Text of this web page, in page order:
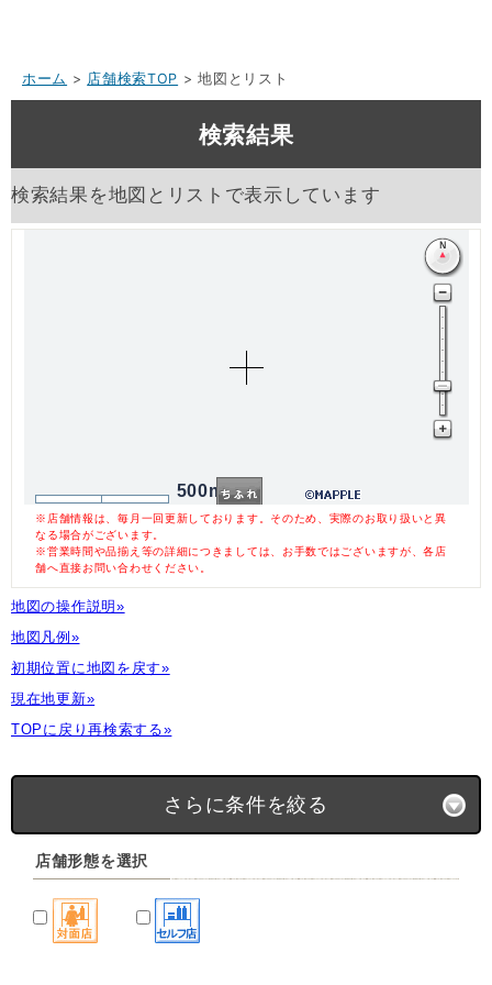
ホーム > 店舗検索TOP > 地図とリスト
検索結果
検索結果を地図とリストで表示しています
500m
※店舗情報は、毎月一回更新しております。そのため、実際のお取り扱いと異
なる場合がございます。
※営業時間や品揃え等の詳細につきましては、お手数ではございますが、各店
舗へ直接お問い合わせください。
地図の操作説明»
地図凡例»
初期位置に地図を戻す»
現在地更新»
TOPに戻り再検索する»
さらに条件を絞る
店舗形態を選択